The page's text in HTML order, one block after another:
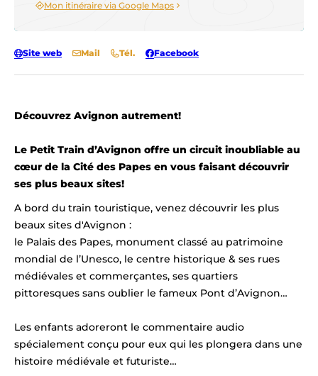
Découvrez Avignon autrement!
Le Petit Train d’Avignon offre un circuit inoubliable au
cœur de la Cité des Papes en vous faisant découvrir
ses plus beaux sites!
A bord du train touristique, venez découvrir les plus
beaux sites d'Avignon :
le Palais des Papes, monument classé au patrimoine
mondial de l’Unesco, le centre historique & ses rues
médiévales et commerçantes, ses quartiers
pittoresques sans oublier le fameux Pont d’Avignon…
Les enfants adoreront le commentaire audio
spécialement conçu pour eux qui les plongera dans une
histoire médiévale et futuriste…
Mon itinéraire via Google Maps
Site web Mail Tél. Facebook